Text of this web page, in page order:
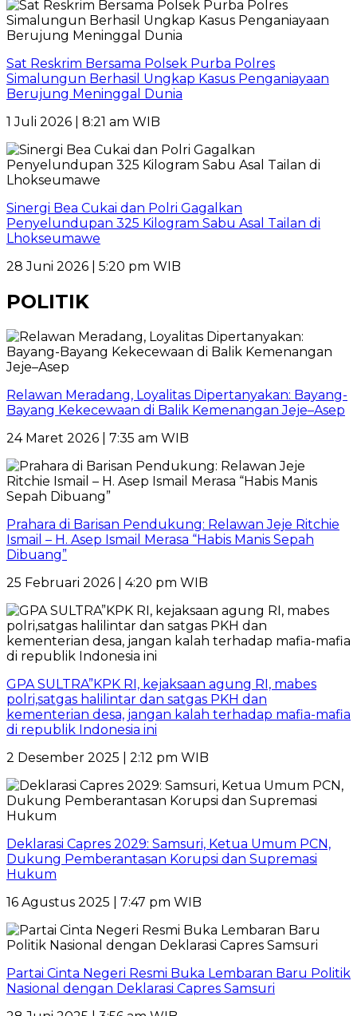
Sat Reskrim Bersama Polsek Purba Polres
Simalungun Berhasil Ungkap Kasus Penganiayaan
Berujung Meninggal Dunia
1 Juli 2026 | 8:21 am WIB
Sinergi Bea Cukai dan Polri Gagalkan
Penyelundupan 325 Kilogram Sabu Asal Tailan di
Lhokseumawe
28 Juni 2026 | 5:20 pm WIB
POLITIK
Relawan Meradang, Loyalitas Dipertanyakan: Bayang-
Bayang Kekecewaan di Balik Kemenangan Jeje–Asep
24 Maret 2026 | 7:35 am WIB
Prahara di Barisan Pendukung: Relawan Jeje Ritchie
Ismail – H. Asep Ismail Merasa “Habis Manis Sepah
Dibuang”
25 Februari 2026 | 4:20 pm WIB
GPA SULTRA”KPK RI, kejaksaan agung RI, mabes
polri,satgas halilintar dan satgas PKH dan
kementerian desa, jangan kalah terhadap mafia-mafia
di republik Indonesia ini
2 Desember 2025 | 2:12 pm WIB
Deklarasi Capres 2029: Samsuri, Ketua Umum PCN,
Dukung Pemberantasan Korupsi dan Supremasi
Hukum
16 Agustus 2025 | 7:47 pm WIB
Partai Cinta Negeri Resmi Buka Lembaran Baru Politik
Nasional dengan Deklarasi Capres Samsuri